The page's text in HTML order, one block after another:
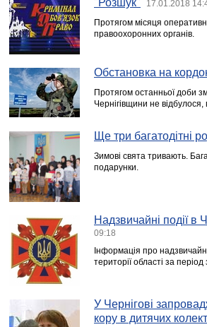
"Розшук"
17.01.2018
Протягом місяця
правоохоронних органів.
Обстановка на
Протягом останньої доби
Чернігівщини не
Ще три багатодітні
Зимові свята тривають.
подарунки.
Надзвичайні події в
09:18
Інформація про
території області за
У Чернігові
кору в дитячих